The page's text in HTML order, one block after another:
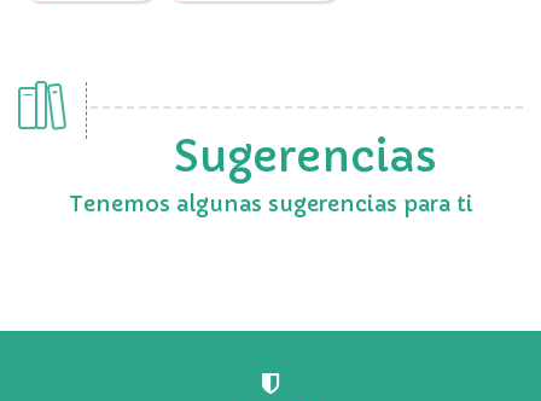
Sugerencias
Tenemos algunas sugerencias para ti